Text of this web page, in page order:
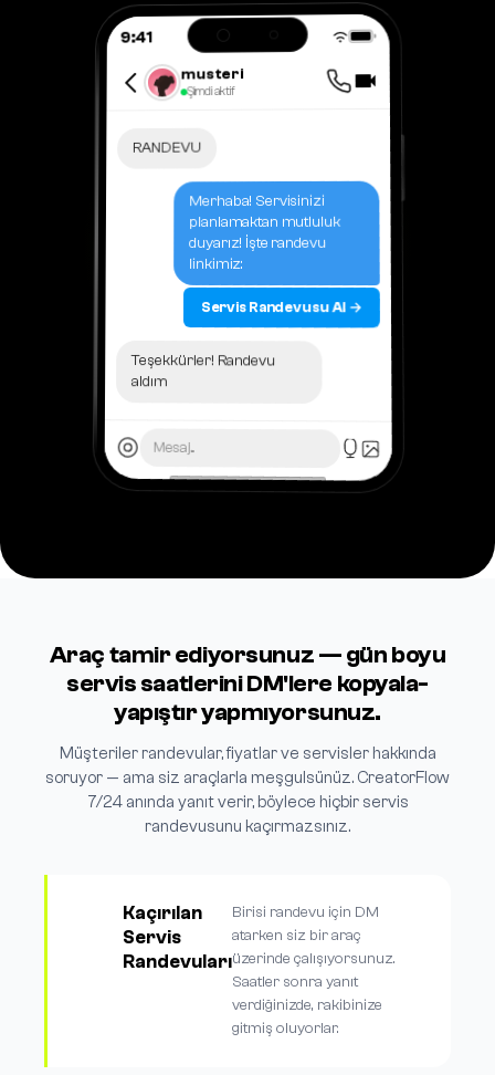
9:41
musteri
Şimdi aktif
RANDEVU
Merhaba! Servisinizi
planlamaktan mutluluk
duyarız! İşte randevu
linkimiz:
Servis Randevusu Al →
Teşekkürler! Randevu
aldım
Mesaj...
Araç tamir ediyorsunuz — gün boyu
servis saatlerini DM'lere kopyala-
yapıştır yapmıyorsunuz.
Müşteriler randevular, fiyatlar ve servisler hakkında
soruyor — ama siz araçlarla meşgulsünüz. CreatorFlow
7/24 anında yanıt verir, böylece hiçbir servis
randevusunu kaçırmazsınız.
Kaçırılan
Servis
Randevuları
Birisi randevu için DM
atarken siz bir araç
üzerinde çalışıyorsunuz.
Saatler sonra yanıt
verdiğinizde, rakibinize
gitmiş oluyorlar.